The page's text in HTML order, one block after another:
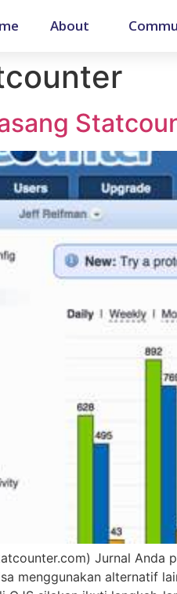
About
Jurnal Anda
menggunakan alternatif